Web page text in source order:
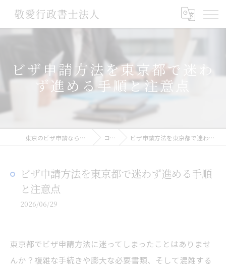
ビザ申請方法を東京都で迷わ
ず進める手順と注意点
東京のビザ申請なら敬愛行政書士法人 コラム ビザ申請方法を東京都で迷わず進める手順と注意点
ビザ申請方法を東京都で迷わず進める手順
と注意点
2026/06/29
東京都でビザ申請方法に迷ってしまったことはありませ
んか？複雑な手続きや膨大な必要書類、そして混雑する